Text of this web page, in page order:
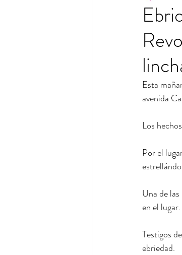
Esta
avenida
Los
Por el
Una de
en el lugar.
Testigos
ebriedad.